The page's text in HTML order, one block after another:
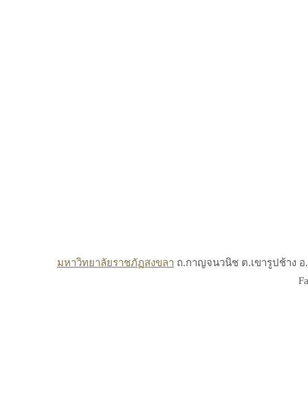
มหาวิทยาลัยราชภัฏสงขลา ถ.กาญจนวนิช ต.เขารูปช้าง อ.